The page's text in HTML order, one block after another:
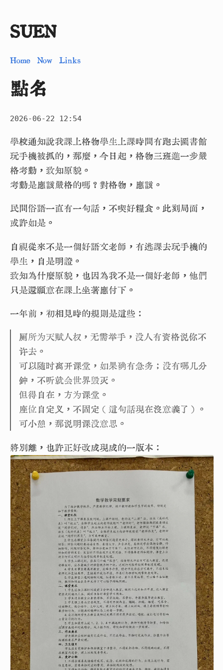
SUEN
Home Now Links
點名
2026-06-22 12:54
學校通知說我課上格物學生上課時間有跑去圖書館
玩手機被抓的，那麼，今日起，格物三班進一步嚴
格考勤，致知原貌。
考勤是應該嚴格的嗎？對格物，應該。
民間俗語一直有一句話，不喫好糧食。此刻局面，
或許如是。
自視從來不是一個好語文老師，有逃課去玩手機的
學生，自是明證。
致知為什麼原貌，也因為我不是一個好老師，他們
只是還願意在課上坐著應付下。
一年前，初相見時的規則是這些：
厕所为天赋人权，无需举手，没人有资格说你不
许去。
可以随时离开课堂，如果确有急务；没有哪几分
钟，不听就会世界毁灭。
但得自在，方为课堂。
座位自定义，不固定（這句話現在沒意義了）。
可小憩，那说明课没意思。
將別離，也許正好改成現成的一版本：